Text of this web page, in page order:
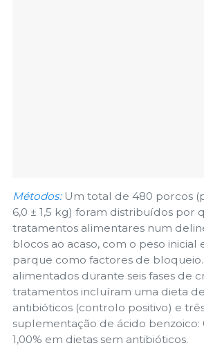
Métodos:Um total de 480 porcos
6,0 ± 1,5 kg) foram distribuídos por
tratamentos alimentares num
blocos ao acaso, com o peso inicial
parque como factores de
alimentados durante seis fases de
tratamentos incluíram uma dieta
antibióticos (controlo positivo) e
suplementação de ácido benzoico:
1,00% em dietas sem antibióticos.